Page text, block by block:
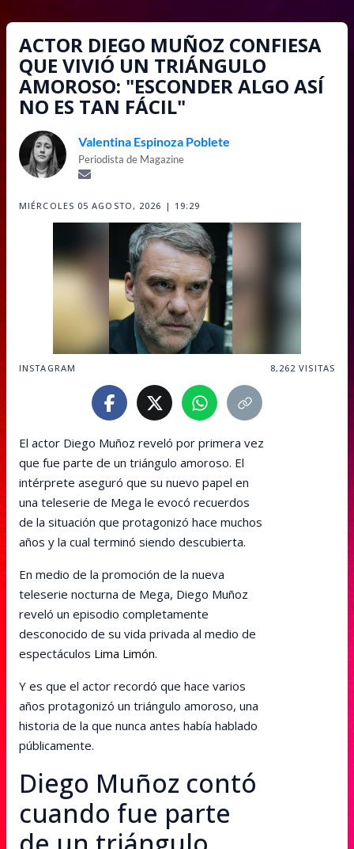
ACTOR DIEGO MUÑOZ CONFIESA
QUE VIVIÓ UN TRIÁNGULO
AMOROSO: "ESCONDER ALGO ASÍ
NO ES TAN FÁCIL"
Valentina Espinoza Poblete
Periodista de Magazine
MIÉRCOLES 05 AGOSTO, 2026 | 19:29
INSTAGRAM 8,262 VISITAS
El actor Diego Muñoz reveló por primera vez
que fue parte de un triángulo amoroso. El
intérprete aseguró que su nuevo papel en
una teleserie de Mega le evocó recuerdos
de la situación que protagonizó hace muchos
años y la cual terminó siendo descubierta.
En medio de la promoción de la nueva
teleserie nocturna de Mega, Diego Muñoz
reveló un episodio completamente
desconocido de su vida privada al medio de
espectáculos Lima Limón.
Y es que el actor recordó que hace varios
años protagonizó un triángulo amoroso, una
historia de la que nunca antes había hablado
públicamente.
Diego Muñoz contó
cuando fue parte